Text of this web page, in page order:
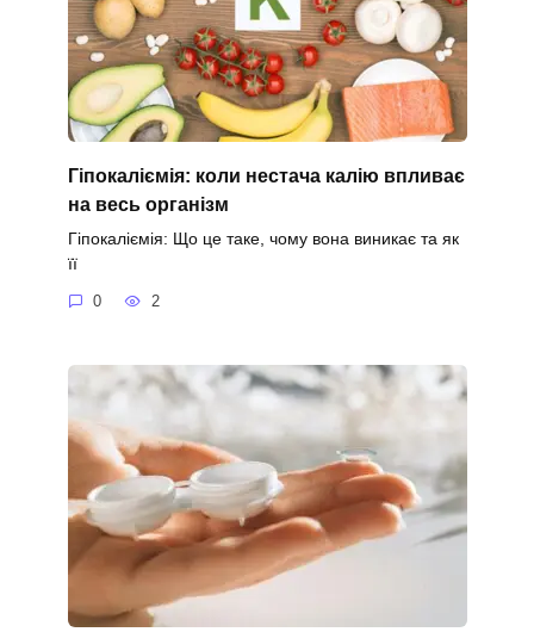
Гіпокаліємія: коли нестача калію впливає
на весь організм
Гіпокаліємія: Що це таке, чому вона виникає та як
її
0 2